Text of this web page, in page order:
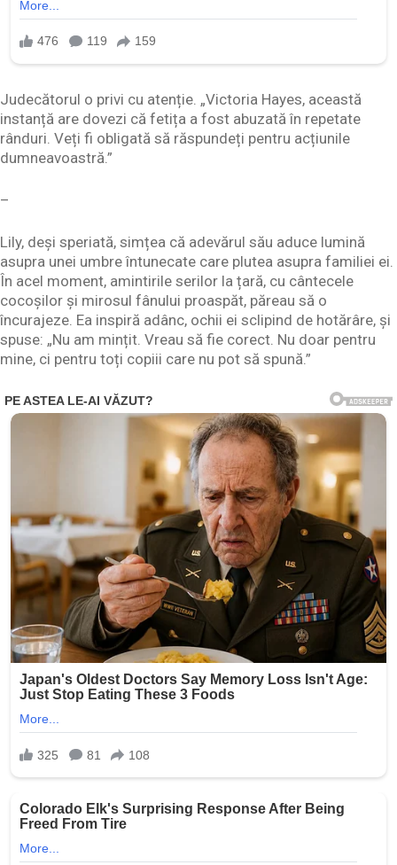
Judecătorul o privi cu atenție. „Victoria Hayes, această
instanță are dovezi că fetița a fost abuzată în repetate
rânduri. Veți fi obligată să răspundeți pentru acțiunile
dumneavoastră.”
–
Lily, deși speriată, simțea că adevărul său aduce lumină
asupra unei umbre întunecate care plutea asupra familiei ei.
În acel moment, amintirile serilor la țară, cu cântecele
cocoșilor și mirosul fânului proaspăt, păreau să o
încurajeze. Ea inspiră adânc, ochii ei sclipind de hotărâre, și
spuse: „Nu am mințit. Vreau să fie corect. Nu doar pentru
mine, ci pentru toți copiii care nu pot să spună.”